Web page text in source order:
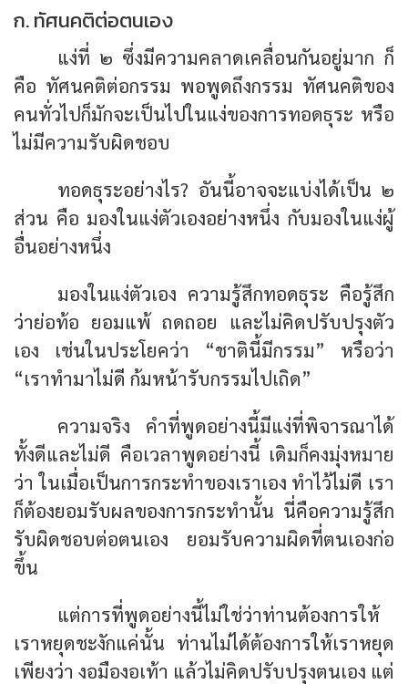
ก. ทัศนคติต่อตนเอง
แง่ที่ ๒ ซึ่งมีความคลาดเคลื่อนกันอยู่มาก ก็
คือ ทัศนคติต่อกรรม พอพูดถึงกรรม ทัศนคติของ
คนทั่วไปก็มักจะเป็นไปในแง่ของการทอดธุระ หรือ
ไม่มีความรับผิดชอบ
ทอดธุระอย่างไร? อันนี้อาจจะแบ่งได้เป็น ๒
ส่วน คือ มองในแง่ตัวเองอย่างหนึ่ง กับมองในแง่ผู้
อื่นอย่างหนึ่ง
มองในแง่ตัวเอง ความรู้สึกทอดธุระ คือรู้สึก
ว่าย่อท้อ ยอมแพ้ ถดถอย และไม่คิดปรับปรุงตัว
เอง เช่นในประโยคว่า “ชาตินี้มีกรรม” หรือว่า
“เราทำมาไม่ดี ก้มหน้ารับกรรมไปเถิด”
ความจริง คำที่พูดอย่างนี้มีแง่ที่พิจารณาได้
ทั้งดีและไม่ดี คือเวลาพูดอย่างนี้ เดิมก็คงมุ่งหมาย
ว่า ในเมื่อเป็นการกระทำของเราเอง ทำไว้ไม่ดี เรา
ก็ต้องยอมรับผลของการกระทำนั้น นี่คือความรู้สึก
รับผิดชอบต่อตนเอง ยอมรับความผิดที่ตนเองก่อ
ขึ้น
แต่การที่พูดอย่างนี้ไม่ใช่ว่าท่านต้องการให้
เราหยุดชะงักแค่นั้น ท่านไม่ได้ต้องการให้เราหยุด
เพียงว่า งอมืองอเท้า แล้วไม่คิดปรับปรุงตนเอง แต่